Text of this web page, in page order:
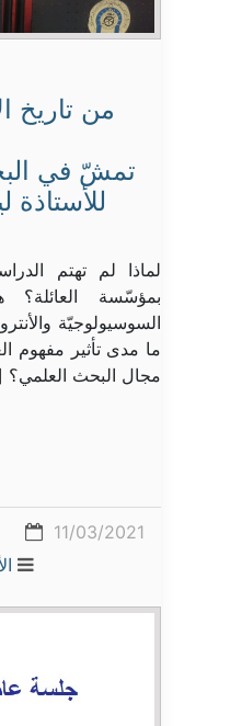
من تاريخ
تمشّ في
للأستاذة
لماذا لم تهتم
بمؤسّسة
السوسيولوجيّة
ما مدى تأثير مفهوم
مجال البحث
11/03/2021